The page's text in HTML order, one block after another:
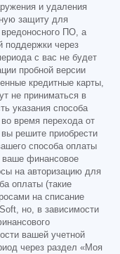
и удаления
защиту для
ПО, а
поддержки через
с вас не будет
пробной версии
кредитные карты,
не приниматься в
указания способа
время перехода от
решите приобрести
способа оплаты
ваше финансовое
на авторизацию для
оплаты (такие
на списание
но, в зависимости
вашей учетной
через раздел «Моя